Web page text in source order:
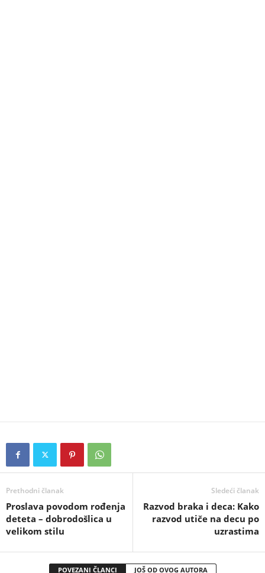
Prethodni članak
Proslava povodom rođenja
deteta – dobrodošlica u
velikom stilu
Sledeći članak
Razvod braka i deca: Kako
razvod utiče na decu po
uzrastima
POVEZANI ČLANCI JOŠ OD OVOG AUTORA